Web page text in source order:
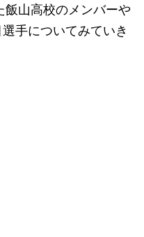
飯山高校のメンバーや
手についてみていき